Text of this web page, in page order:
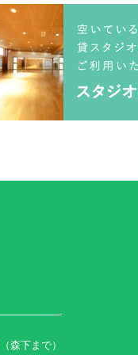
（森下まで）